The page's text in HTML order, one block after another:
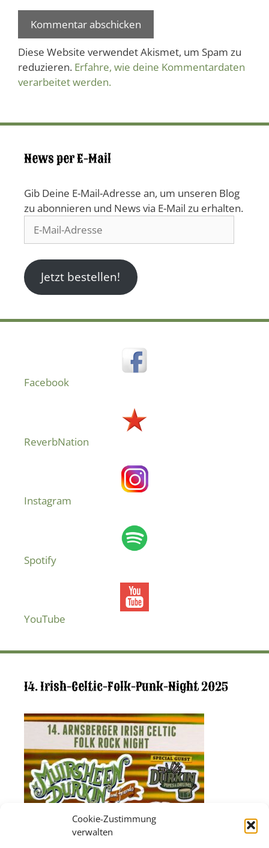
Cookie-Zustimmung
verwalten
Diese Website verwendet Akismet, um Spam zu
reduzieren. Erfahre, wie deine Kommentardaten
verarbeitet werden.
News per E-Mail
Gib Deine E-Mail-Adresse an, um unseren Blog
zu abonnieren und News via E-Mail zu erhalten.
Mail-
Jetzt bestellen!
Facebook
ReverbNation
Instagram
Spotify
YouTube
14. Irish-Celtic-Folk-Punk-Night 2025